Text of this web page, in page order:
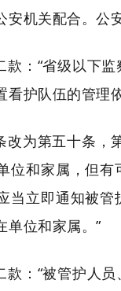
安机关配合。公
款：“省级以下
看护队伍的管理
改为第五十条，
位和家属，但
当立即通知被
单位和家属。”
款：“被管护人